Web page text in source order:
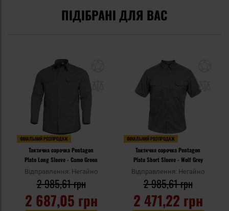
ПІДІБРАНІ ДЛЯ ВАС
ФІНАЛЬНИЙ РОЗПРОДАЖ
Тактична сорочка Pentagon
Plato Long Sleeve - Camo Green
Відправлення: Негайно
2 687,05 грн
2 985,61 грн
ФІНАЛЬНИЙ РОЗПРОДАЖ
Тактична сорочка Pentagon
Plato Short Sleeve - Wolf Grey
Відправлення: Негайно
2 471,22 грн
2 985,61 грн